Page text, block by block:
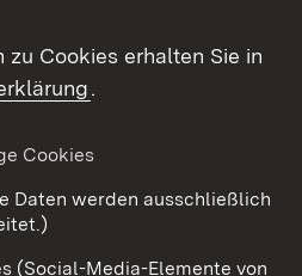
Kontakt
zu Cookies erhalten Sie in
.
Cookies
Daten werden ausschließlich
(Social-Media-Elemente von